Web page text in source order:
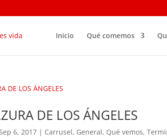
Inicio Qué comemos
DE LOS ÁNGELES
6, 2017 | Carrusel, General, Qué vemos,